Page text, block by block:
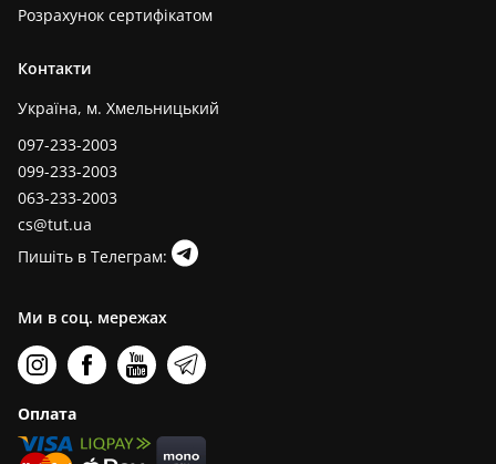
Розрахунок сертифікатом
Контакти
Україна, м. Хмельницький
097-233-2003
099-233-2003
063-233-2003
cs@tut.ua
Пишіть в Телеграм:
Ми в соц. мережах
Оплата